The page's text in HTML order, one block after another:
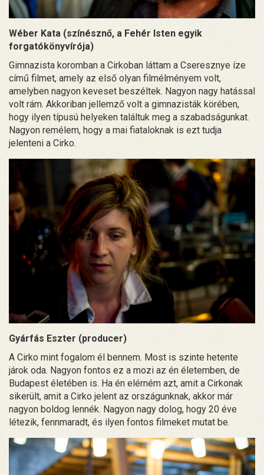
Wéber Kata (színésznő, a Fehér Isten egyik
forgatókönyvírója)
Gimnazista koromban a Cirkoban láttam a Cseresznye íze
című filmet, amely az első olyan filmélményem volt,
amelyben nagyon keveset beszéltek. Nagyon nagy hatással
volt rám. Akkoriban jellemző volt a gimnazisták körében,
hogy ilyen típusú helyeken találtuk meg a szabadságunkat.
Nagyon remélem, hogy a mai fiataloknak is ezt tudja
jelenteni a Cirko.
Gyárfás Eszter (producer)
A Cirko mint fogalom él bennem. Most is szinte hetente
járok oda. Nagyon fontos ez a mozi az én életemben, de
Budapest életében is. Ha én elérném azt, amit a Cirkonak
sikerült, amit a Cirko jelent az országunknak, akkor már
nagyon boldog lennék. Nagyon nagy dolog, hogy 20 éve
létezik, fennmaradt, és ilyen fontos filmeket mutat be.